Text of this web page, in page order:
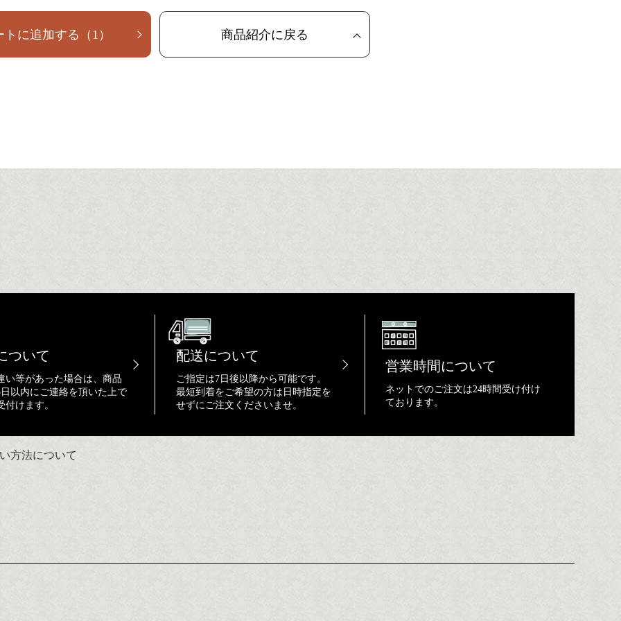
トに追加する （ 1 ） 商品紹介に戻る
ついて
い等があった場合は、商品
以内にご連絡を頂いた上で
付けます。
配送について
ご指定は7日後以降から可能です。
最短到着をご希望の方は日時指定を
せずにご注文くださいませ。
営業時間について
ネットでのご注文は24時間受け付け
ております。
方法について